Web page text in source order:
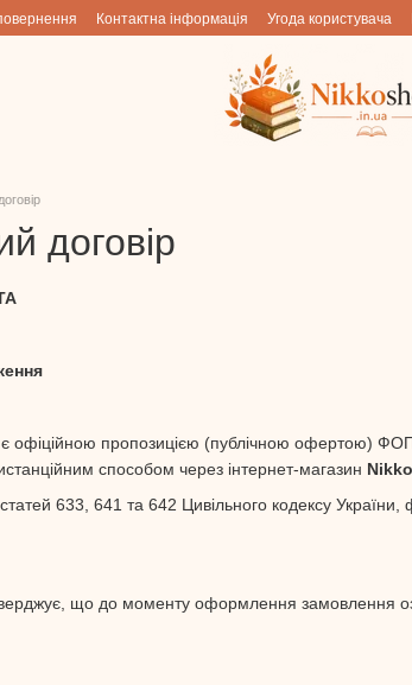
Контактна інформація Угода користувача
договір
офіційною пропозицією (публічною офертою)
способом через інтернет-магазин
633, 641 та 642 Цивільного кодексу
що до моменту оформлення замовлення